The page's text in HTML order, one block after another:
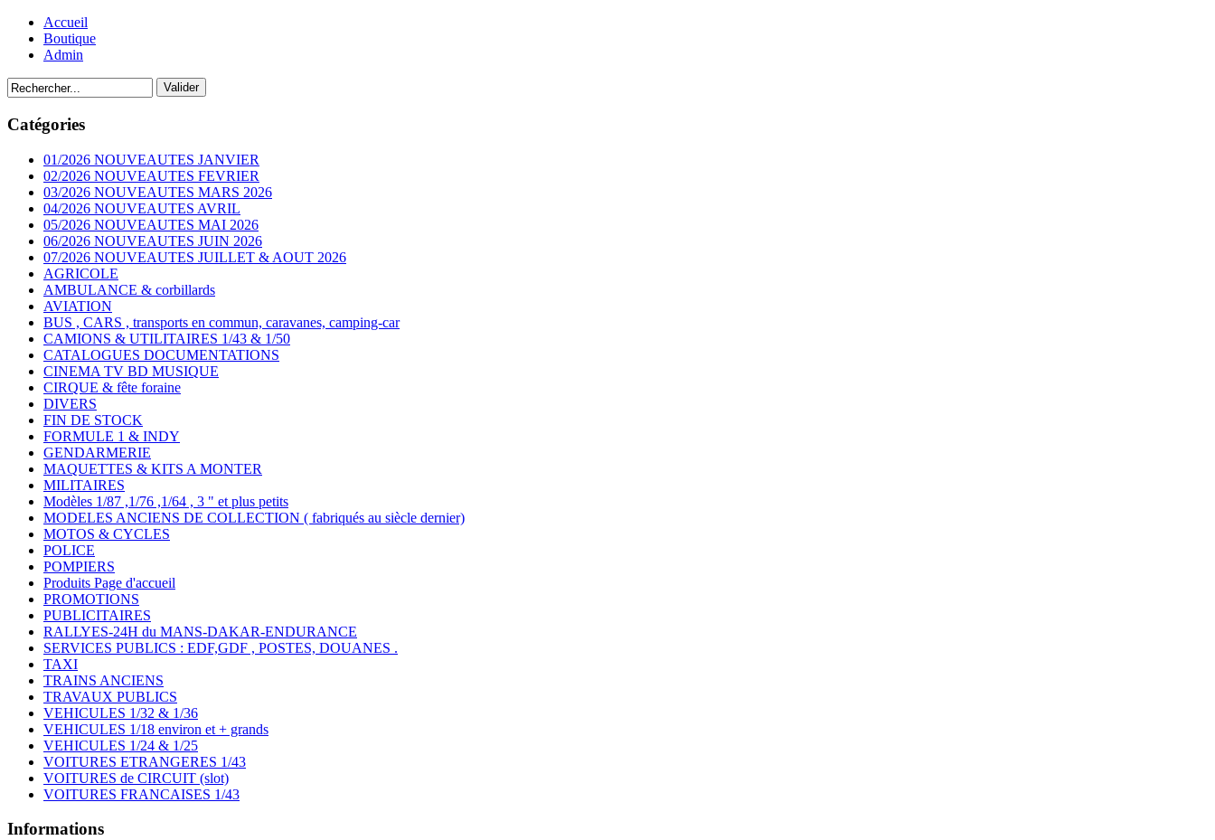
Accueil
Boutique
Admin
Catégories
01/2026 NOUVEAUTES JANVIER
02/2026 NOUVEAUTES FEVRIER
03/2026 NOUVEAUTES MARS 2026
04/2026 NOUVEAUTES AVRIL
05/2026 NOUVEAUTES MAI 2026
06/2026 NOUVEAUTES JUIN 2026
07/2026 NOUVEAUTES JUILLET & AOUT 2026
AGRICOLE
AMBULANCE & corbillards
AVIATION
BUS , CARS , transports en commun, caravanes, camping-car
CAMIONS & UTILITAIRES 1/43 & 1/50
CATALOGUES DOCUMENTATIONS
CINEMA TV BD MUSIQUE
CIRQUE & fête foraine
DIVERS
FIN DE STOCK
FORMULE 1 & INDY
GENDARMERIE
MAQUETTES & KITS A MONTER
MILITAIRES
Modèles 1/87 ,1/76 ,1/64 , 3 " et plus petits
MODELES ANCIENS DE COLLECTION ( fabriqués au siècle dernier)
MOTOS & CYCLES
POLICE
POMPIERS
Produits Page d'accueil
PROMOTIONS
PUBLICITAIRES
RALLYES-24H du MANS-DAKAR-ENDURANCE
SERVICES PUBLICS : EDF,GDF , POSTES, DOUANES .
TAXI
TRAINS ANCIENS
TRAVAUX PUBLICS
VEHICULES 1/32 & 1/36
VEHICULES 1/18 environ et + grands
VEHICULES 1/24 & 1/25
VOITURES ETRANGERES 1/43
VOITURES de CIRCUIT (slot)
VOITURES FRANCAISES 1/43
Informations